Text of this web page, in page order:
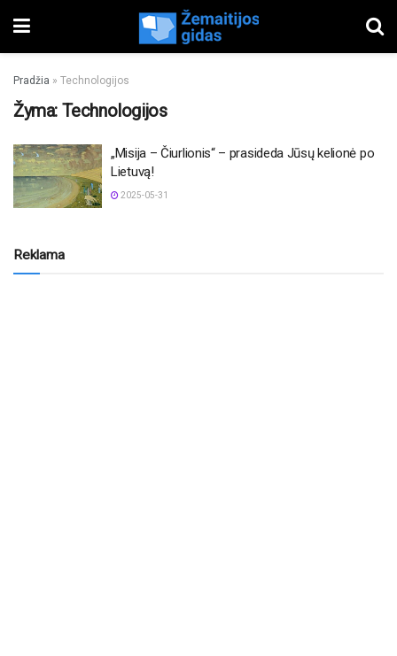
Pradžia » Technologijos
Žyma: Technologijos
„Misija – Čiurlionis“ – prasideda Jūsų kelionė po
Lietuvą!
2025-05-31
Reklama